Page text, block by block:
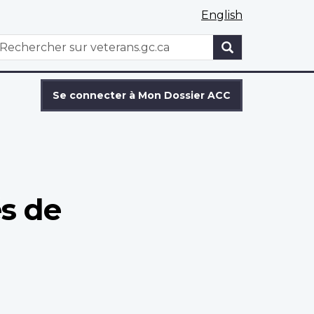
English
WxT
Se connecter à Mon Dossier ACC
de